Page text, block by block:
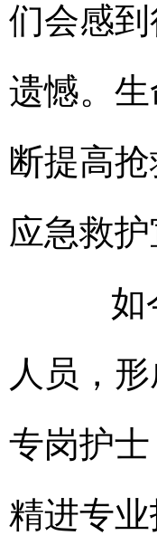
们会感
遗憾。
断提高
应急救
如今
人员，
专岗护
精进专